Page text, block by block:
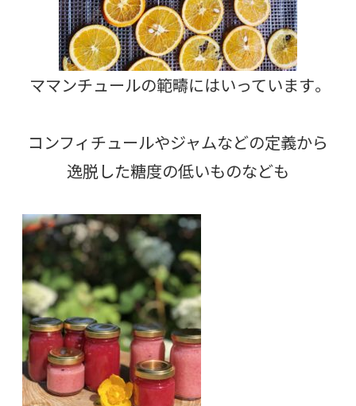
ママンチュールの範疇にはいっています。
コンフィチュールやジャムなどの定義から
逸脱した糖度の低いものなども